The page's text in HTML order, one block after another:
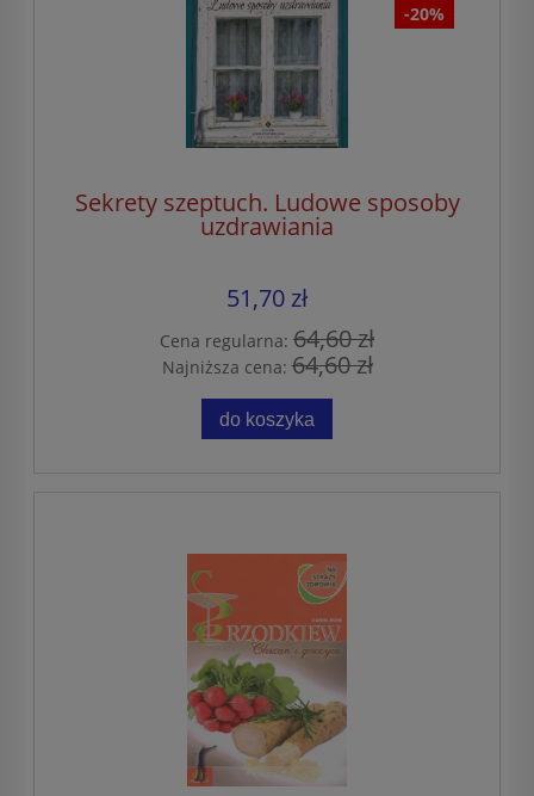
-20%
Sekrety szeptuch. Ludowe sposoby
uzdrawiania
51,70 zł
Cena regularna: 64,60 zł
Najniższa cena:64,60 zł
do koszyka